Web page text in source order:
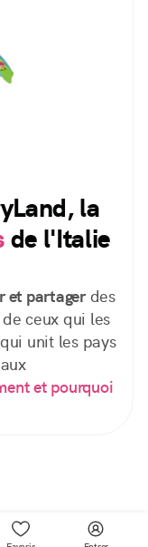
la
de l'Italie
et partagerdes
ceux qui les
unit les pays
et pourquoi